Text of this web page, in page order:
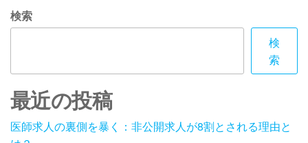
検索
検
索
最近の投稿
医師求人の裏側を暴く：非公開求人が8割とされる理由と